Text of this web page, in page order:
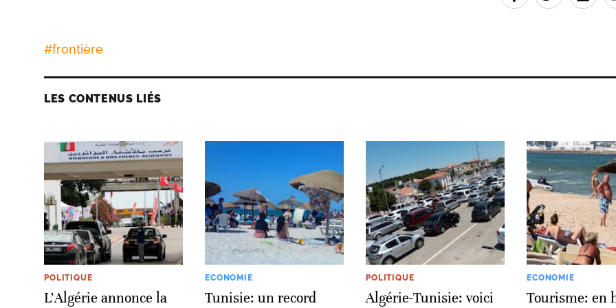
#frontière
LES CONTENUS LIÉS
POLITIQUE
L'Algérie annonce la
ECONOMIE
Tunisie: un record
POLITIQUE
Algérie-Tunisie: voici
ECONOMIE
Tourisme: en